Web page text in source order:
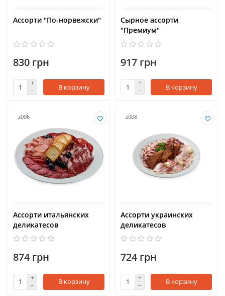
Ассорти "По-норвежски"
830 грн
В корзину
Сырное ассорти
"Премиум"
917 грн
В корзину
z006
Ассорти итальянских
деликатесов
874 грн
В корзину
z008
Ассорти украинских
деликатесов
724 грн
В корзину